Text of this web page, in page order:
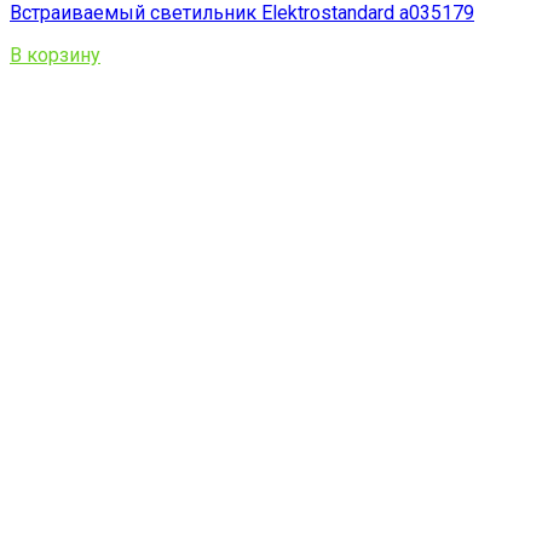
Встраиваемый светильник Elektrostandard a035179
В корзину